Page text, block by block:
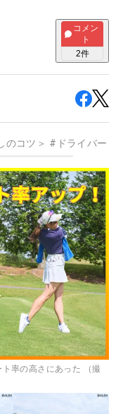
コメン
ト
2件
のコツ＞ # ドライバー
率の高さにあった （撮